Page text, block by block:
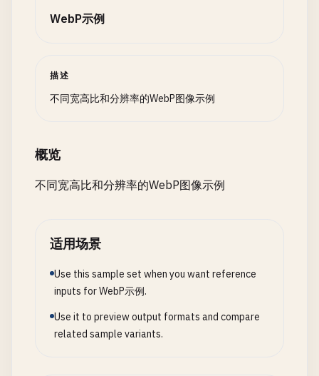
WebP示例
描述
不同宽高比和分辨率的WebP图像示例
概览
不同宽高比和分辨率的WebP图像示例
适用场景
Use this sample set when you want reference
inputs for WebP示例.
Use it to preview output formats and compare
related sample variants.